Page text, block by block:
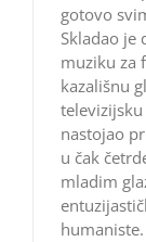
gotovo
Skladao je
muziku za
kazališnu
nastojao
u čak
mladim
humaniste.